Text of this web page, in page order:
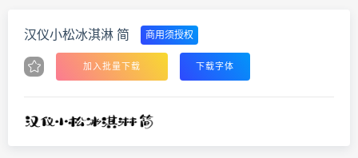
汉仪小松冰淇淋 简 商用须授权
加入批量下载 下载字体